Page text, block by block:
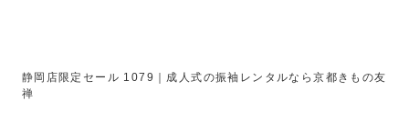
静岡店限定セール 1079｜成人式の振袖レンタルなら京都きもの友
禅